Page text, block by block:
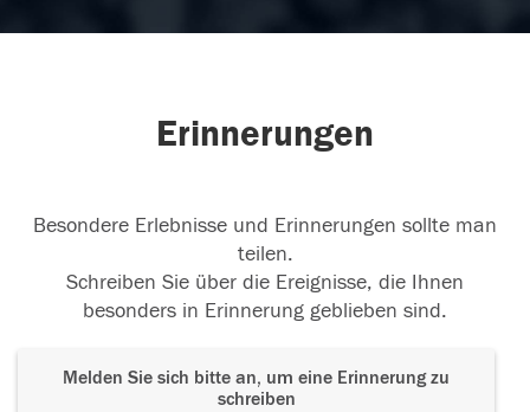
Erinnerungen
Besondere Erlebnisse und Erinnerungen sollte man
teilen.
Schreiben Sie über die Ereignisse, die Ihnen
besonders in Erinnerung geblieben sind.
Melden Sie sich bitte an, um eine Erinnerung zu
schreiben